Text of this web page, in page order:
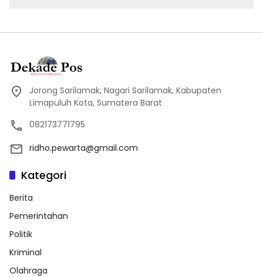
Jorong Sarilamak, Nagari Sarilamak, Kabupaten
Limapuluh Kota, Sumatera Barat
082173771795
ridho.pewarta@gmail.com
Kategori
Berita
Pemerintahan
Politik
Kriminal
Olahraga